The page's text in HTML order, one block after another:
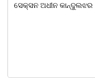
ସେକ୍ସନ ଅଧୀନ କାନ୍ଦୁଲଝର